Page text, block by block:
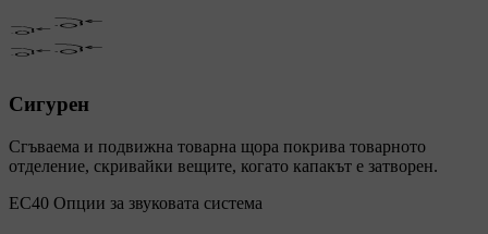
Сигурен
Сгъваема и подвижна товарна щора покрива товарното
отделение, скривайки вещите, когато капакът е затворен.
EC40 Опции за звуковата система